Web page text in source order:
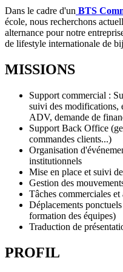
Dans le cadre d'un BTS
école, nous recherchons
alternance pour notre
de lifestyle internationale de
MISSIONS
Support commercial :
suivi des modifications,
ADV, demande de
Support Back Office
commandes clients...)
Organisation
institutionnels
Mise en place et suivi
Gestion des
Tâches commerciales
Déplacements
formation des équipes)
Traduction de
PROFIL